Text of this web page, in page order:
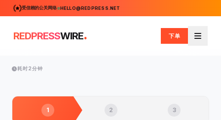
受信赖的公关网络 HELLO@REDPRESS.NET
REDPRESSWIRE. 下单
菜单
耗时2分钟
1 2 3